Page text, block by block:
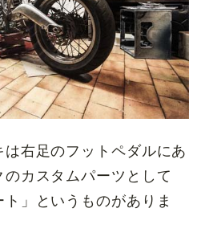
右足のフットペダルにあ
カスタムパーツとして
ト」というものがありま